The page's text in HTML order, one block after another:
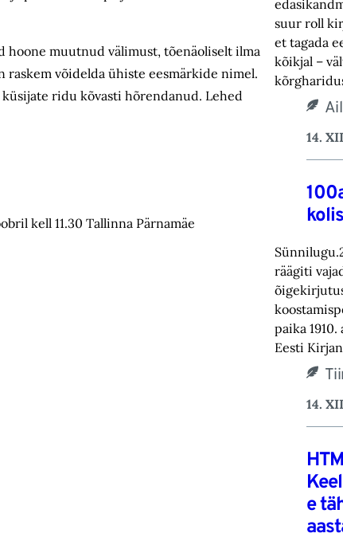
muutnud välimust, tõenäoliselt ilma
raskem võidelda ühiste eesmärkide nimel.
küsijate ridu kõvasti hõrendanud. Lehed
kell 11.30 Tallinna Pärnamäe
suur roll
et tagada
kõikjal –
14.
räägiti
paika
Eesti
14.
e